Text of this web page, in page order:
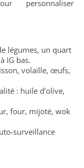
personnaliser
légumes, un quart
IG bas.
volaille, œufs,
: huile d’olive,
four, mijoté, wok
surveillance